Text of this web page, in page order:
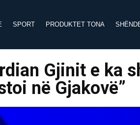
SPORT PRODUKTET TONA
Gjinit e ka
në Gjakovë”